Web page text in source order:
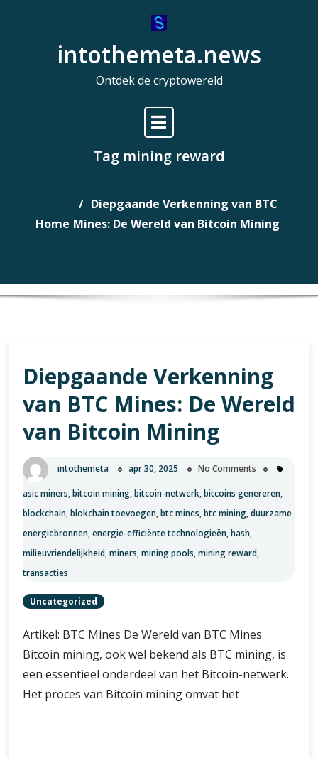
intothemeta.news
Ontdek de cryptowereld
Tag mining reward
Home
Diepgaande Verkenning van BTC
Mines: De Wereld van Bitcoin Mining
Diepgaande Verkenning
van BTC Mines: De Wereld
van Bitcoin Mining
intothemeta apr 30, 2025 No Comments
asic miners,bitcoin mining,bitcoin-netwerk,bitcoins genereren,
blockchain,blokchain toevoegen,btc mines,btc mining,duurzame
energiebronnen,energie-efficiënte technologieën,hash,
milieuvriendelijkheid,miners,mining pools,mining reward,
transacties
Uncategorized
Artikel: BTC Mines De Wereld van BTC Mines
Bitcoin mining, ook wel bekend als BTC mining, is
een essentieel onderdeel van het Bitcoin-netwerk.
Het proces van Bitcoin mining omvat het